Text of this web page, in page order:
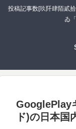
投稿記事数[玖阡肆陌貳
ゐ
GooglePlay
ド)の日本国